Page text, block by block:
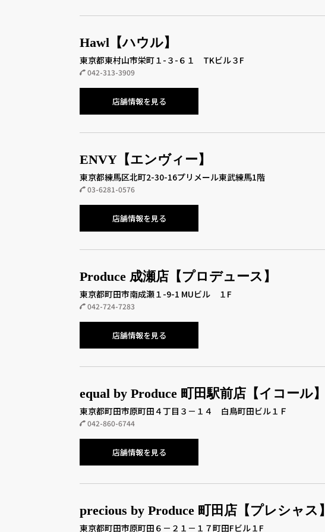
Hawl【ハウル】
東京都東村山市栄町１-３-６１ TKビル３F
042-313-3909
店舗情報を見る
ENVY【エンヴィー】
東京都練馬区北町2-30-16プリメール東武練馬1階
03-6281-0576
店舗情報を見る
Produce 成瀬店【プロデュース】
東京都町田市南成瀬１-9-1 MUビル １F
042-724-7283
店舗情報を見る
equal by Produce 町田駅前店【イコール】
東京都町田市原町田４丁目３－１４ 白鳥町田ビル１Ｆ
042-860-6744
店舗情報を見る
precious by Produce 町田店【プレシャス】
東京都町田市原町田６－２１－１７町田Fビル１F